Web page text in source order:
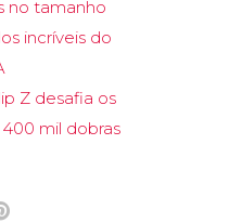
no tamanho
incríveis do
Z desafia os
mil dobras